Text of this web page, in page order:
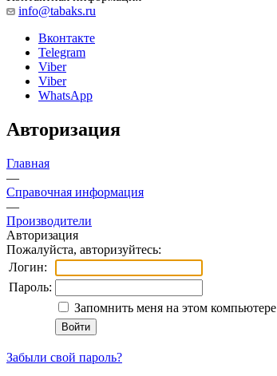
info@tabaks.ru
Вконтакте
Telegram
Viber
Viber
WhatsApp
Авторизация
Главная
—
Справочная информация
—
Производители
Авторизация
Пожалуйста, авторизуйтесь:
Логин:
Пароль:
Запомнить меня на этом компьютере
Забыли свой пароль?